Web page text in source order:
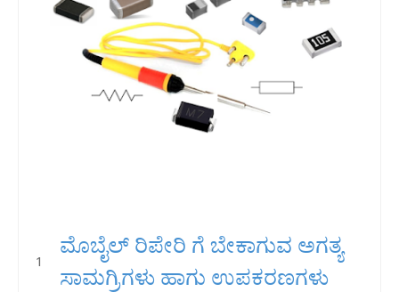
ಮೊಬೈಲ್ ರಿಪೇರಿ ಗೆ ಬೇಕಾಗುವ ಅಗತ್ಯ
ಸಾಮಗ್ರಿಗಳು ಹಾಗು ಉಪಕರಣಗಳು